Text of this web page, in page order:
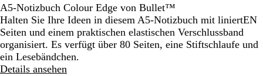
zum
Zoomen
und
die
Pfeiltasten
zum
zum
Zoomen
und
die
Zoomen
und
die
A5-Notizbuch Colour Edge von Bullet™
Halten Sie Ihre Ideen in diesem A5-Notizbuch mit liniertEN
Seiten und einem praktischen elastischen Verschlussband
organisiert. Es verfügt über 80 Seiten, eine Stiftschlaufe und
ein Lesebändchen.
Details ansehen